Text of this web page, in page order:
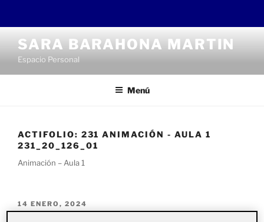
contenido
SARA BARAHONA MARTIN
Espacio Personal
Menú
ACTIFOLIO: 231 ANIMACIÓN - AULA 1
231_20_126_01
Animación – Aula 1
PUBLICADO
EL
14 ENERO, 2024